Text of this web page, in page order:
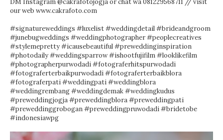
DM Instagram @cakrafotojogja or chat wa 081229568711 // visit
our web www.cakrafoto.com
#signatureweddings #luxelist#weddingdetail#brideandgroom
#junebugweddings #weddingphotographer#peoplecreatives
#stylemepretty#icausebeautiful#preweddinginspiration
#photodaily#weddingsparrow#ishootfujifilm#looklikefilm
#photographerpurwodadi#fotograferhitspurwodadi
#fotograferterbaikpurwodadi#fotograferterbaikblora
#fotograferpati#weddingpati#weddingblora
#weddingrembang#weddingdemak#weddingkudus
#preweddingjogja#preweddingblora#preweddingpati
#preweddinggrobogan#preweddingpruwodadi#bridetobe
#indonesiawpg